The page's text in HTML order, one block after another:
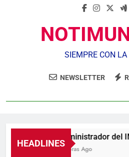
SIEMPRE CON LA
NEWSLETTER
HEADLINES
Administrador del
7 Horas Ago